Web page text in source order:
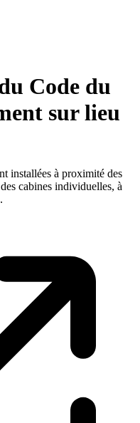
Code du
sur lieu
installées à proximité des
cabines individuelles, à